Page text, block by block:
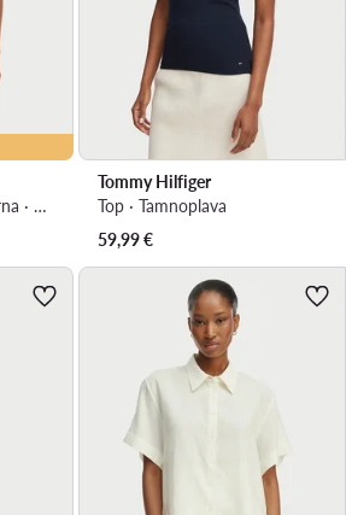
Haljina za svaki dan · Crna · Mini
Tommy Hilfiger
Top · Tamnoplava
59,99€